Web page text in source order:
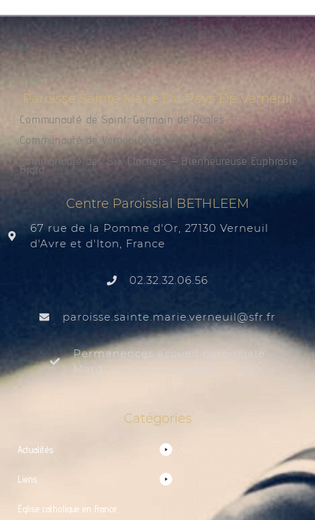
Paroisse Sainte Marie Du Pays De Verneuil
Communauté de Saint-Germain de Rugles
Communauté de Verneuil sur Avre
Communauté des Six Clochers – Bienheureuse Euphrasie
Brard
Centre Paroissial BETHLEEM
67 rue de la Pomme d'Or, 27130 Verneuil
d'Avre et d'Iton, France
02.32.32.06.56
rf.rfs
@liuenrev.eiram.etnias.essiorap
Permanences accueil paroissiale
Mardi au samedi de 9:30 à 12:00
Catégories
Actualités
Liens
Église catholique en France